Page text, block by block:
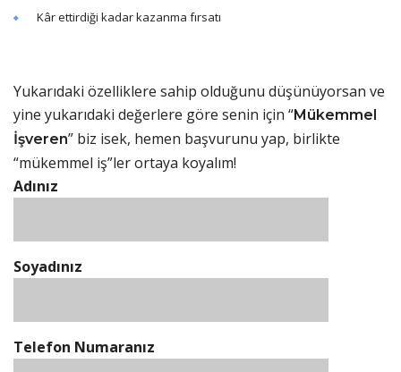
Kâr ettirdiği kadar kazanma fırsatı
Yukarıdaki özelliklere sahip olduğunu düşünüyorsan ve
yine yukarıdaki değerlere göre senin için “Mükemmel
İşveren” biz isek, hemen başvurunu yap, birlikte
“mükemmel iş”ler ortaya koyalım!
Adınız
Soyadınız
Telefon Numaranız